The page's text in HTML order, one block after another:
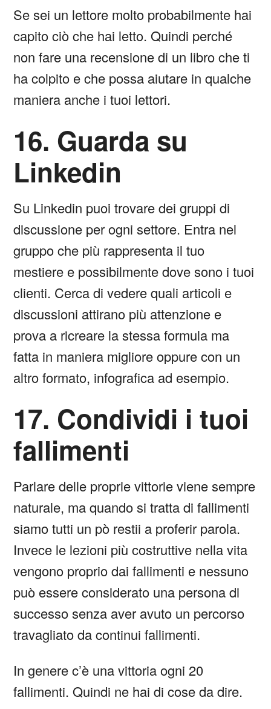
Se sei un lettore molto probabilmente hai
capito ciò che hai letto. Quindi perché
non fare una recensione di un libro che ti
ha colpito e che possa aiutare in qualche
maniera anche i tuoi lettori.
16. Guarda su
Linkedin
Su Linkedin puoi trovare dei gruppi di
discussione per ogni settore. Entra nel
gruppo che più rappresenta il tuo
mestiere e possibilmente dove sono i tuoi
clienti. Cerca di vedere quali articoli e
discussioni attirano più attenzione e
prova a ricreare la stessa formula ma
fatta in maniera migliore oppure con un
altro formato, infografica ad esempio.
17. Condividi i tuoi
fallimenti
Parlare delle proprie vittorie viene sempre
naturale, ma quando si tratta di fallimenti
siamo tutti un pò restii a proferir parola.
Invece le lezioni più costruttive nella vita
vengono proprio dai fallimenti e nessuno
può essere considerato una persona di
successo senza aver avuto un percorso
travagliato da continui fallimenti.
In genere c’è una vittoria ogni 20
fallimenti. Quindi ne hai di cose da dire.